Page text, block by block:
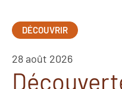
DÉCOUVRIR
28 août 2026